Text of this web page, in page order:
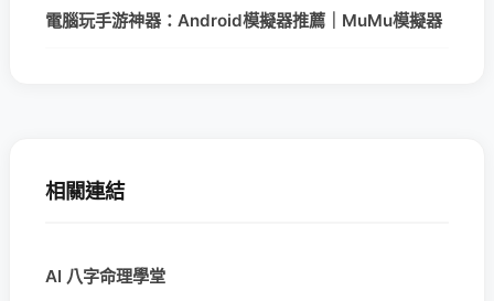
電腦玩手游神器：Android模擬器推薦｜MuMu模擬器
相關連結
AI 八字命理學堂